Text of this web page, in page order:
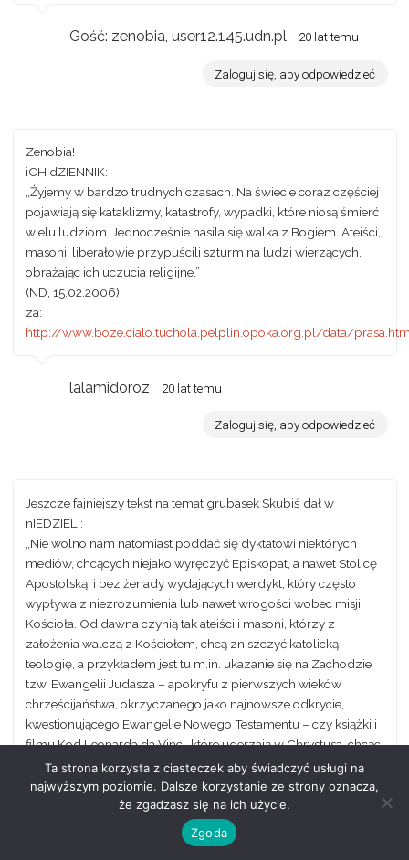
Gość: zenobia, user12.145.udn.pl 20 lat temu
Zaloguj się, aby odpowiedzieć
Zenobia!
iCH dZIENNIK:
„Żyjemy w bardzo trudnych czasach. Na świecie coraz częściej
pojawiają się kataklizmy, katastrofy, wypadki, które niosą śmierć
wielu ludziom. Jednocześnie nasila się walka z Bogiem. Ateiści,
masoni, liberałowie przypuścili szturm na ludzi wierzących,
obrażając ich uczucia religijne.”
(ND, 15.02.2006)
za:
http://www.boze.cialo.tuchola.pelplin.opoka.org.pl/data/
lalamidoroz 20 lat temu
Zaloguj się, aby odpowiedzieć
Jeszcze fajniejszy tekst na temat grubasek Skubiś dał w
nIEDZIELI:
„Nie wolno nam natomiast poddać się dyktatowi niektórych
mediów, chcących niejako wyręczyć Episkopat, a nawet Stolicę
Apostolską, i bez żenady wydających werdykt, który często
wypływa z niezrozumienia lub nawet wrogości wobec misji
Kościoła. Od dawna czynią tak ateiści i masoni, którzy z
założenia walczą z Kościołem, chcą zniszczyć katolicką
teologię, a przykładem jest tu m.in. ukazanie się na Zachodzie
tzw. Ewangelii Judasza – apokryfu z pierwszych wieków
chrześcijaństwa, okrzyczanego jako najnowsze odkrycie,
kwestionującego Ewangelie Nowego Testamentu – czy książki i
filmu Kod Leonarda da Vinci, które uderzają w Chrystusa, chcąc
zniszczyć wiarę w Niego. To bluźnierstwo i wszyscy, którzy
uczestniczą w takim działaniu, są bluźniercami.”
sunday.niedziela.pl/artykul.php?
lg=pl&nr=200409&dz=polska&id_art=00037
Ta strona korzysta z ciasteczek aby świadczyć usługi na
najwyższym poziomie. Dalsze korzystanie ze strony oznacza,
że zgadzasz się na ich użycie.
Zgoda